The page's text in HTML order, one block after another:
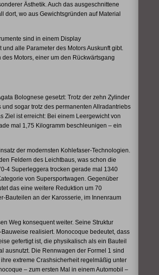
Ästhetik. Auch das ausgeschnittene
dort, wo aus Gewichtsgründen auf Material
sind in einem Display
alle Parameter des Motors Auskunft gibt.
Motors, einer um den Rückwärtsgang
Bolognese gesetzt: Trotz der zehn Zylinder
sogar trotz des permanenten Allradantriebs
Ziel ist erreicht: Bei einem Leergewicht von
mal 1,75 Kilogramm beschleunigen – ein
der modernsten Kohlefaser-Technologien.
Feldern des Leichtbaus, was schon die
4 Superleggera trocken gerade mal 1340
von Supersportwagen. Gegenüber
das eine weitere Reduktion um 70
Bauteilen an der Karosserie, im Innenraum
Weg konsequent weiter. Seine Struktur
realisiert. Monocoque bedeutet, dass
gefertigt ist, die physikalisch als ein Bauteil
ausnutzt. Die Rennwagen der Formel 1 sind
extreme Crashsicherheit regelmäßig unter
– zum ersten Mal in einem Automobil –